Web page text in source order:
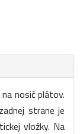
nosič plátov.
strane je
vložky. Na